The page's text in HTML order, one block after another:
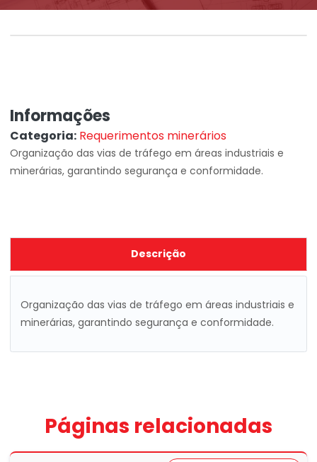
Informações
Categoria: Requerimentos minerários
Organização das vias de tráfego em áreas industriais e
minerárias, garantindo segurança e conformidade.
Descrição
Organização das vias de tráfego em áreas industriais e
minerárias, garantindo segurança e conformidade.
Páginas relacionadas